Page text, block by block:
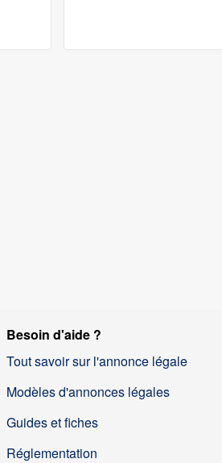
Besoin d'aide ?
Tout savoir sur l'annonce légale
Modèles d'annonces légales
Guides et fiches
Réglementation